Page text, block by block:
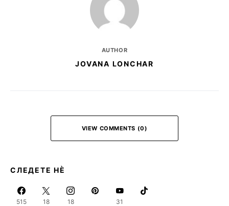
AUTHOR
JOVANA LONCHAR
VIEW COMMENTS (0)
СЛЕДЕТЕ НЀ
515 18 18 31